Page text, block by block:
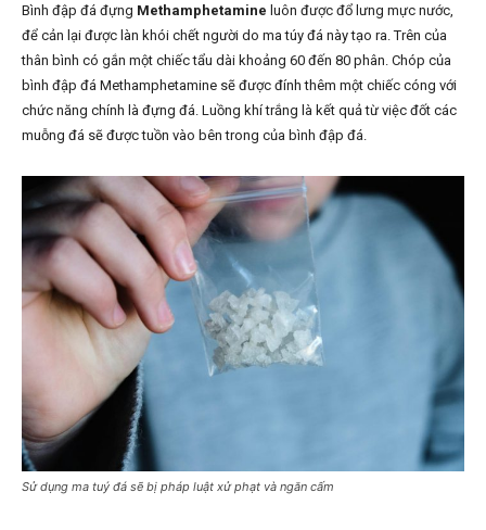
Bình đập đá đựng Methamphetamine luôn được đổ lưng mực nước,
để cản lại được làn khói chết người do ma túy đá này tạo ra. Trên của
thân bình có gắn một chiếc tẩu dài khoảng 60 đến 80 phân. Chóp của
bình đập đá Methamphetamine sẽ được đính thêm một chiếc cóng với
chức năng chính là đựng đá. Luồng khí trắng là kết quả từ việc đốt các
muỗng đá sẽ được tuồn vào bên trong của bình đập đá.
Sử dụng ma tuý đá sẽ bị pháp luật xử phạt và ngăn cấm